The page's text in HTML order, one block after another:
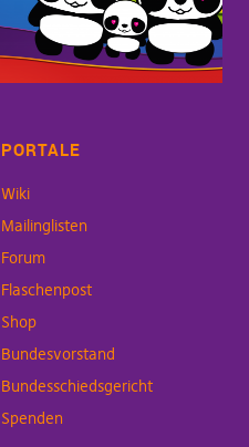
PORTALE
Wiki
Mailinglisten
Forum
Flaschenpost
Shop
Bundesvorstand
Bundesschiedsgericht
Spenden